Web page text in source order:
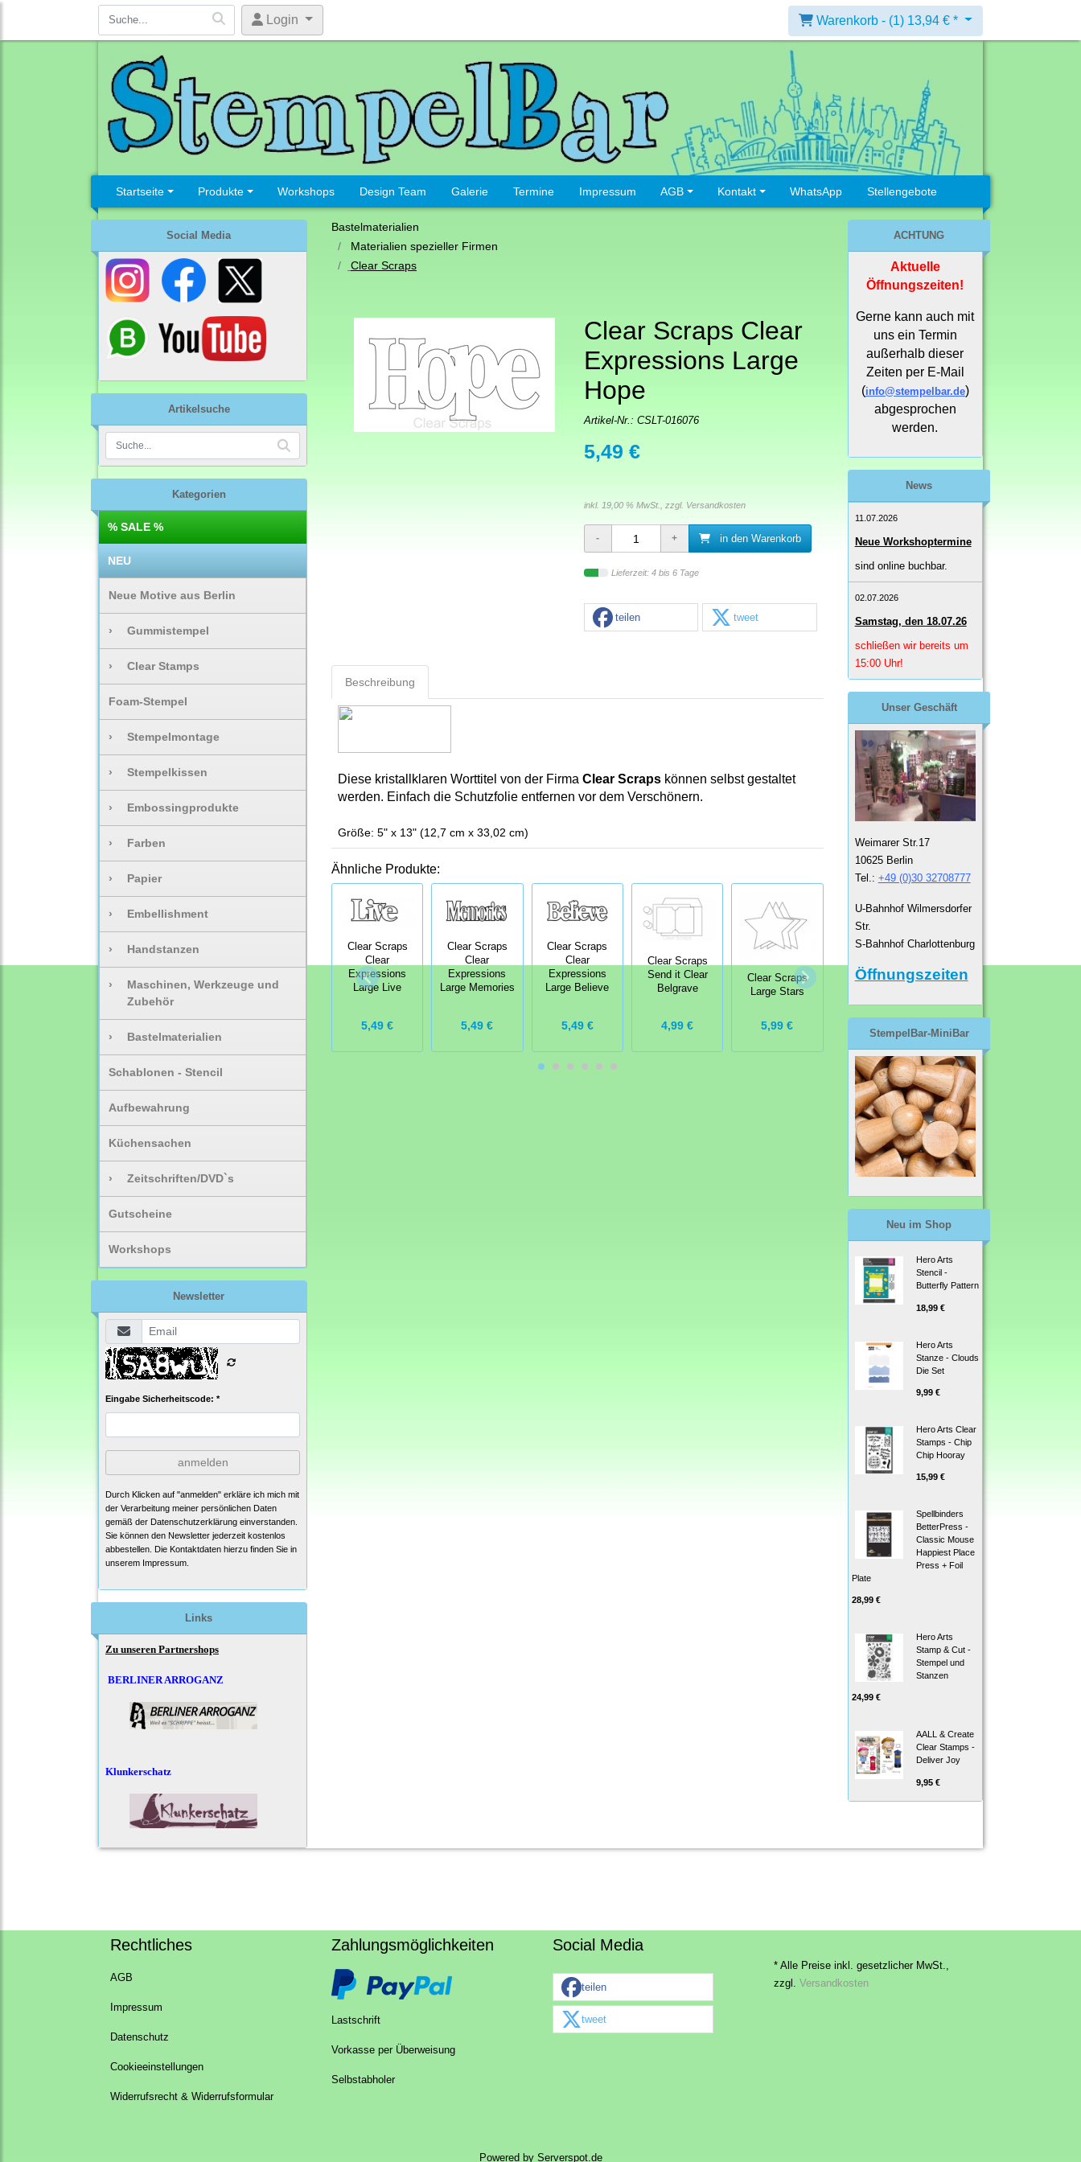
Login Warenkorb - (1) 13,94 € *
Startseite Produkte Workshops Design Team Galerie Termine Impressum AGB Kontakt WhatsApp Stellengebote
Social Media
Artikelsuche
Kategorien
% SALE %
NEU
Neue Motive aus Berlin
› Gummistempel
› Clear Stamps
Foam-Stempel
› Stempelmontage
› Stempelkissen
› Embossingprodukte
› Farben
› Papier
› Embellishment
› Handstanzen
›
Maschinen, Werkzeuge und
Zubehör
› Bastelmaterialien
Schablonen - Stencil
Aufbewahrung
Küchensachen
› Zeitschriften/DVD`s
Gutscheine
Workshops
Newsletter
Eingabe Sicherheitscode: *
anmelden
Durch Klicken auf "anmelden" erkläre ich mich mit
der Verarbeitung meiner persönlichen Daten
gemäß der Datenschutzerklärung einverstanden.
Sie können den Newsletter jederzeit kostenlos
abbestellen. Die Kontaktdaten hierzu finden Sie in
unserem Impressum.
Links
Zu unseren Partnershops
BERLINER ARROGANZ
Klunkerschatz
Bastelmaterialien
Materialien spezieller Firmen
Clear Scraps
Clear Scraps Clear
Expressions Large
Hope
Artikel-Nr.: CSLT-016076
5,49 €
inkl. 19,00 % MwSt., zzgl. Versandkosten
in den Warenkorb
Lieferzeit: 4 bis 6 Tage
teilen tweet
Beschreibung
Diese kristallklaren Worttitel von der Firma Clear Scraps können selbst gestaltet
werden. Einfach die Schutzfolie entfernen vor dem Verschönern.
Größe: 5" x 13" (12,7 cm x 33,02 cm)
Ähnliche Produkte:
Clear Scraps
Clear
Expressions
Large Live
5,49 €
Clear Scraps
Clear
Expressions
Large Memories
5,49 €
Clear Scraps
Clear
Expressions
Large Believe
5,49 €
Clear Scraps
Send it Clear
Belgrave
4,99 €
Clear Scraps
Large Stars
5,99 €
Clear Scraps
Expressions
5,49 €
Rectangle
ACHTUNG
Aktuelle
Öffnungszeiten!
Gerne kann auch mit
uns ein Termin
außerhalb dieser
Zeiten per E-Mail
(info@stempelbar.de)
abgesprochen
werden.
News
11.07.2026
Neue Workshoptermine
sind online buchbar.
02.07.2026
Samstag, den 18.07.26
schließen wir bereits um
15:00 Uhr!
Unser Geschäft
Weimarer Str.17
10625 Berlin
Tel.: +49 (0)30 32708777
U-Bahnhof Wilmersdorfer
Str.
S-Bahnhof Charlottenburg
Öffnungszeiten
StempelBar-MiniBar
Neu im Shop
Hero Arts
Stencil -
Butterfly Pattern
18,99 €
Hero Arts
Stanze - Clouds
Die Set
9,99 €
Hero Arts Clear
Stamps - Chip
Chip Hooray
15,99 €
Spellbinders
BetterPress -
Classic Mouse
Happiest Place
Press + Foil
Plate
28,99 €
Hero Arts
Stamp & Cut -
Stempel und
Stanzen
24,99 €
AALL & Create
Clear Stamps -
Deliver Joy
9,95 €
Rechtliches
AGB
Impressum
Datenschutz
Cookieeinstellungen
Widerrufsrecht & Widerrufsformular
Zahlungsmöglichkeiten
Lastschrift
Vorkasse per Überweisung
Selbstabholer
Social Media
teilen
tweet
* Alle Preise inkl. gesetzlicher MwSt.,
zzgl. Versandkosten
Powered by Serverspot.de